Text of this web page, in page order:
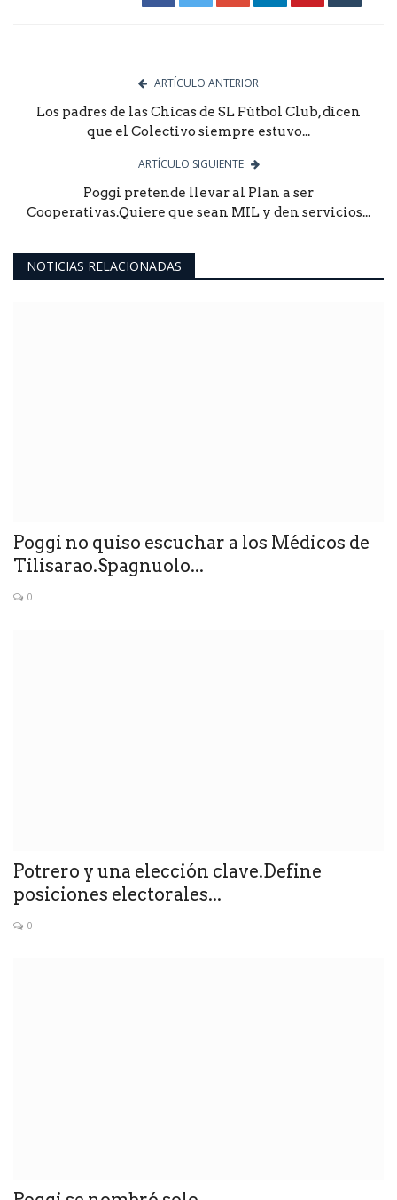
ARTÍCULO ANTERIOR
Los padres de las Chicas de SL Fútbol Club, dicen
que el Colectivo siempre estuvo...
ARTÍCULO SIGUIENTE
Poggi pretende llevar al Plan a ser
Cooperativas.Quiere que sean MIL y den servicios...
NOTICIAS RELACIONADAS
Poggi no quiso escuchar a los Médicos de
Tilisarao.Spagnuolo...
0
Potrero y una elección clave.Define
posiciones electorales...
0